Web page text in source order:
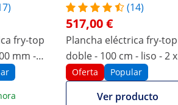
fry-top
mm -
Flat - 2 x
(14)
517,00 €
Plancha eléctrica fry-top
doble - 100 cm - liso - 2 x
3.200 W
Oferta Popular
Ver producto